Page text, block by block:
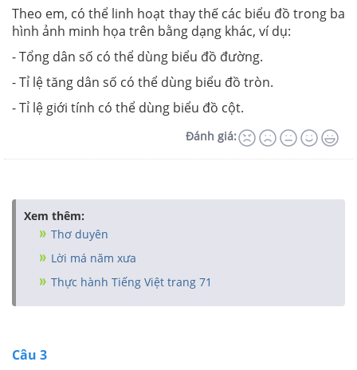
Theo em, có thể linh hoạt thay thế các biểu đồ trong ba
hình ảnh minh họa trên bằng dạng khác, ví dụ:
- Tổng dân số có thể dùng biểu đồ đường.
- Tỉ lệ tăng dân số có thể dùng biểu đồ tròn.
- Tỉ lệ giới tính có thể dùng biểu đồ cột.
Đánh giá:
Xem thêm:
Thơ duyên
Lời má năm xưa
Thực hành Tiếng Việt trang 71
Câu 3